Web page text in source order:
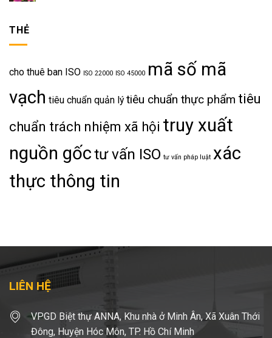
THẺ
cho thuê ban ISO ISO 22000 ISO 45000 mã số mã
vạch tiêu chuẩn quản lý tiêu chuẩn thực phẩm tiêu
chuẩn trách nhiệm xã hội truy xuất
nguồn gốctư vấn ISO tư vấn pháp luật xác
thực thông tin
LIÊN HỆ
VPGD Biệt thự ANNA, Khu nhà ở Minh Ân, Xã Xuân Thới
Đông, Huyện Hóc Môn, TP. Hồ Chí Minh